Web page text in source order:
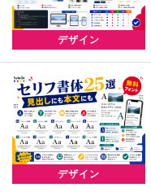
デザイン
デザイン